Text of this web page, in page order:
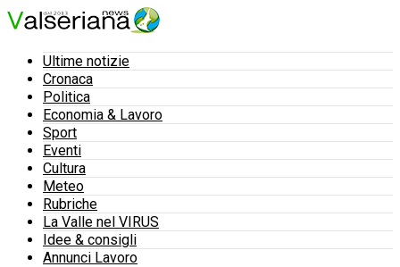
Ultime notizie
Cronaca
Politica
Economia & Lavoro
Sport
Eventi
Cultura
Meteo
Rubriche
La Valle nel VIRUS
Idee & consigli
Annunci Lavoro